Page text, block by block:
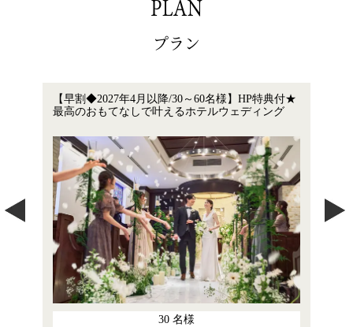
プラン
【27年1月～3月まで6～30名様】家族やご親族中
心の結婚式＊最大100万相当優待＊多数特典付！
20名様